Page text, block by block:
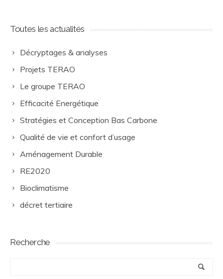
Toutes les actualités
Décryptages & analyses
Projets TERAO
Le groupe TERAO
Efficacité Energétique
Stratégies et Conception Bas Carbone
Qualité de vie et confort d’usage
Aménagement Durable
RE2020
Bioclimatisme
décret tertiaire
Recherche